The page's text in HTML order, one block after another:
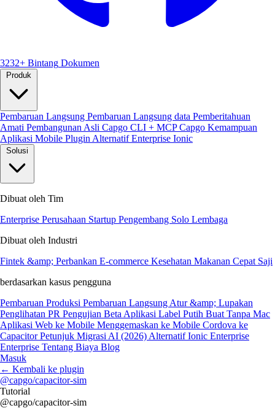
3232+ Bintang Dokumen
Produk
Pembaruan Langsung Pembaruan Langsung data Pemberitahuan
Amati Pembangunan Asli Capgo CLI + MCPCapgo Kemampuan
Aplikasi Mobile Plugin Alternatif Enterprise Ionic
Solusi
Dibuat oleh Tim
Enterprise Perusahaan Startup Pengembang Solo Lembaga
Dibuat oleh Industri
Fintek &amp; Perbankan E-commerce Kesehatan Makanan Cepat Saji
berdasarkan kasus pengguna
Pembaruan Produksi Pembaruan Langsung Atur &amp; Lupakan
Penglihatan PR Pengujian Beta Aplikasi Label Putih Buat Tanpa Mac
Aplikasi Web ke Mobile Menggemaskan ke Mobile Cordova ke
CapacitorPetunjuk Migrasi AI (2026) Alternatif Ionic Enterprise
Enterprise Tentang Biaya Blog
Masuk
← Kembali ke plugin
@capgo/capacitor-sim
Tutorial
@capgo/capacitor-sim